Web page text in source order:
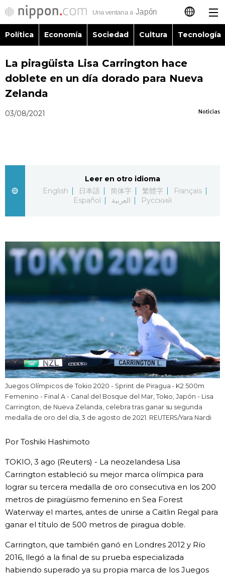
日本語
English
Русский
Política
Vida
Guía de Japón
Vídeos e imágenes
En profundidad
Más
Noticias
Datos de Japón
Fragmentos de Japón
Gente
Blog
Tokio
Avisos
official SNS
Política Economía Sociedad Cultura Tecnología
La piragüista Lisa Carrington hace
doblete en un día dorado para Nueva
Zelanda
Noticias
03/08/2021
Leer en otro idioma
English
日本語 简体字 繁體字
Français
Español
العربية Русский
Juegos Olímpicos de Tokio 2020 - Sprint de Piragua - K2 500m
Femenino - Final A - Canal del Bosque del Mar, Tokio, Japón - Lisa
Carrington, de Nueva Zelanda, celebra tras ganar su segunda
medalla de oro del día, 3 de agosto de 2021. REUTERS/Yara Nardi
Por Toshiki Hashimoto
TOKIO, 3 ago (Reuters) - La neozelandesa Lisa
Carrington estableció su mejor marca olímpica para
lograr su tercera medalla de oro consecutiva en los 200
metros de piragüismo femenino en Sea Forest
Waterway el martes, antes de unirse a Caitlin Regal para
ganar el título de 500 metros de piragua doble.
Carrington, que también ganó en Londres 2012 y Río
2016, llegó a la final de su prueba especializada
habiendo superado ya su propia marca de los Juegos